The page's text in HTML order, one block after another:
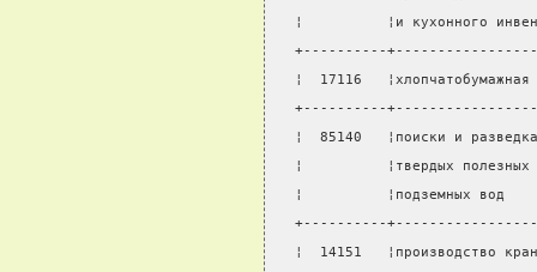
¦          ¦и кухонного
+----------
¦  17116
+----------
¦  85140   ¦поиски и
¦          ¦твердых
¦          ¦подземных
+----------
¦  14151